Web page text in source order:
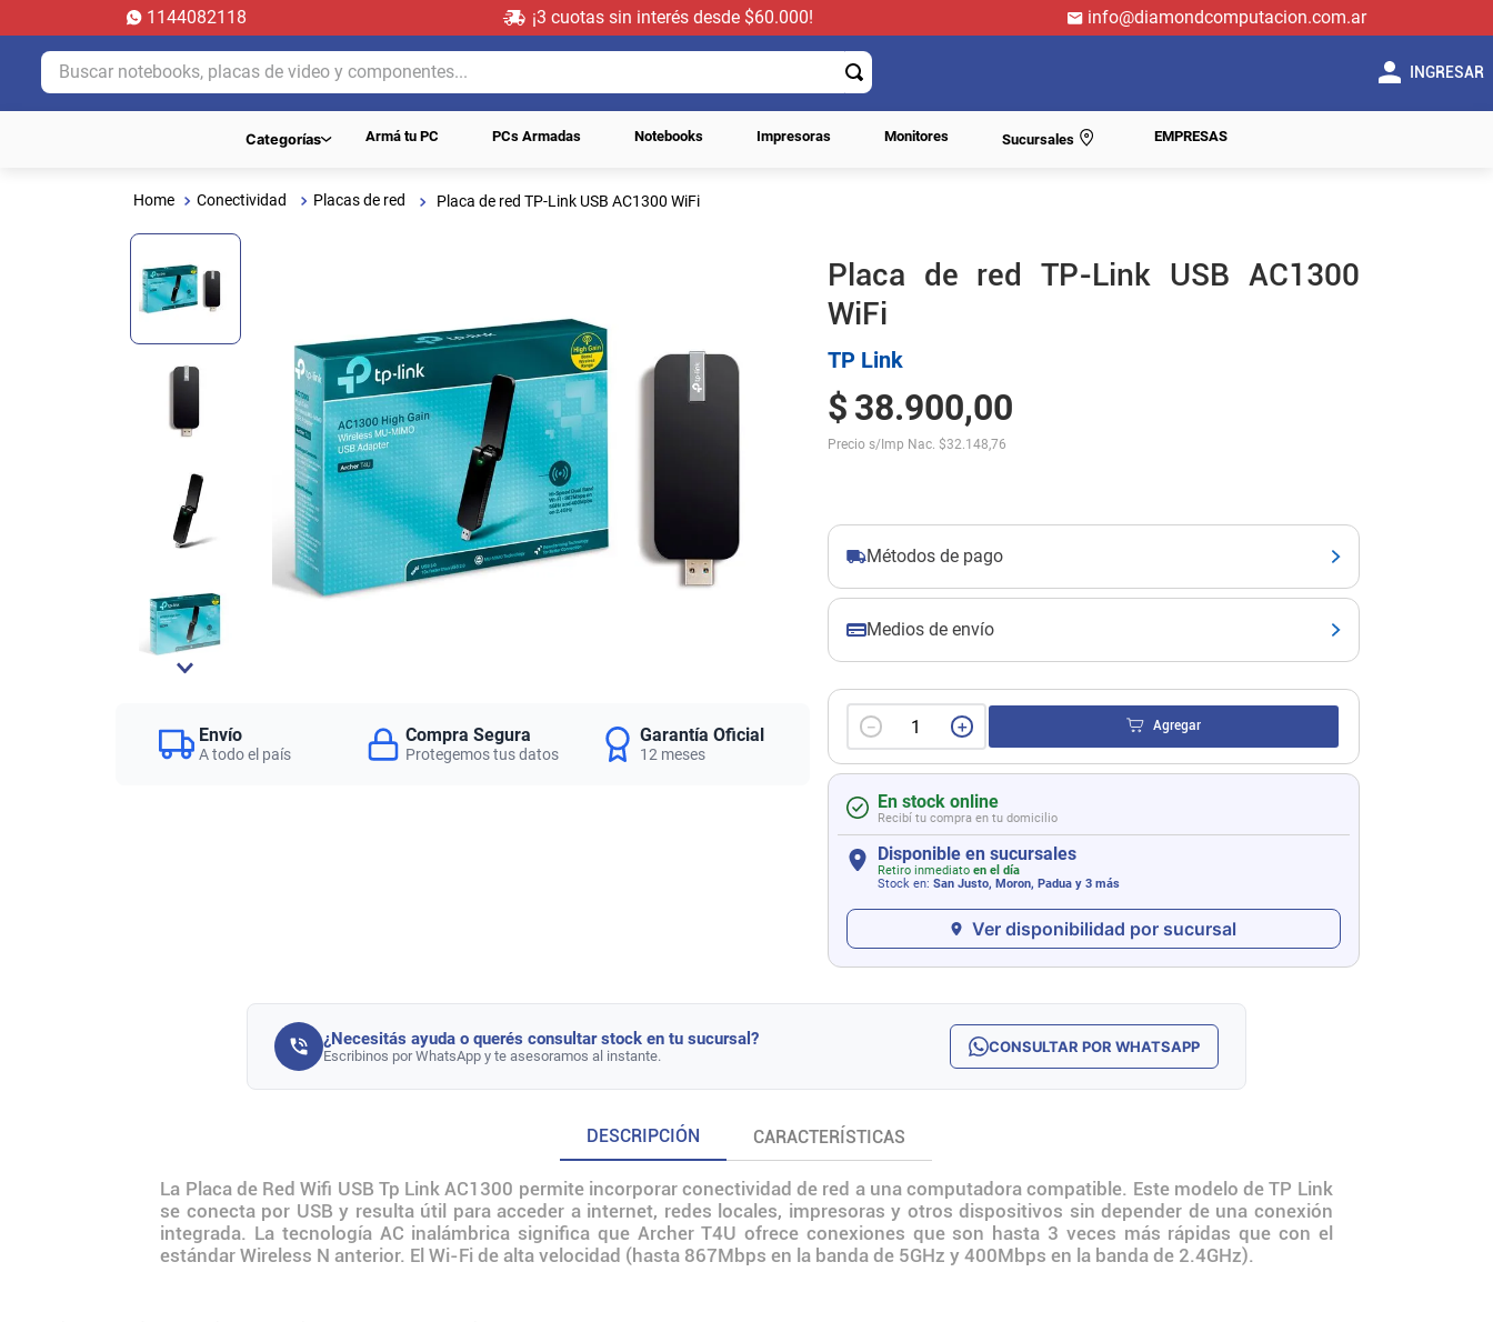
1144082118 ¡3 cuotas sin interés desde $60.000!
info@diamondcomputacion.com.ar
Buscar notebooks, placas de video y componentes...
INGRESAR
Categorías Armá tu PC PCs Armadas Notebooks Impresoras Monitores Sucursales EMPRESAS
Conectividad Placas de red Placa de red TP-Link USB AC1300 WiFi
Envío
A todo el país
Compra Segura
Protegemos tus datos
Garantía Oficial
12 meses
Placa de red TP-Link USB AC1300
WiFi
TP Link
$ 38.900,00
Precio s/Imp Nac. $32.148,76
Métodos de pago
Medios de envío
＋
－ Agregar
En stock online
Recibí tu compra en tu domicilio
Disponible en sucursales
Retiro inmediato en el día
Stock en: San Justo, Moron, Paduay 3 más
Ver disponibilidad por sucursal
¿Necesitás ayuda o querés consultar stock en tu sucursal?
Escribinos por WhatsApp y te asesoramos al instante. CONSULTAR POR WHATSAPP
DESCRIPCIÓN CARACTERÍSTICAS
La Placa de Red Wifi USB Tp Link AC1300 permite incorporar conectividad de red a una computadora compatible. Este modelo de TP Link
se conecta por USB y resulta útil para acceder a internet, redes locales, impresoras y otros dispositivos sin depender de una conexión
integrada. La tecnología AC inalámbrica significa que Archer T4U ofrece conexiones que son hasta 3 veces más rápidas que con el
estándar Wireless N anterior. El Wi-Fi de alta velocidad (hasta 867Mbps en la banda de 5GHz y 400Mbps en la banda de 2.4GHz).